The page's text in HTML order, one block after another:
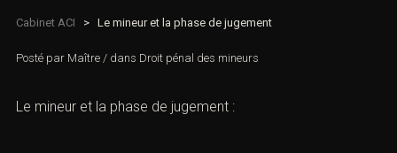
Cabinet ACI > Le mineur et la phase de jugement
Posté par Maître / dans Droit pénal des mineurs
Le mineur et la phase de jugement :